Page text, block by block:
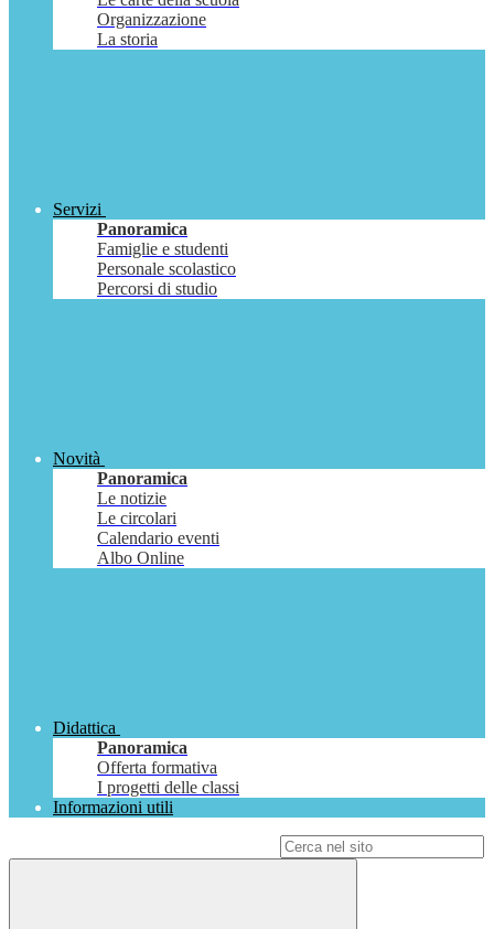
Organizzazione
La storia
Servizi
Panoramica
Famiglie e studenti
Personale scolastico
Percorsi di studio
Novità
Panoramica
Le notizie
Le circolari
Calendario eventi
Albo Online
Didattica
Panoramica
Offerta formativa
I progetti delle classi
Informazioni utili